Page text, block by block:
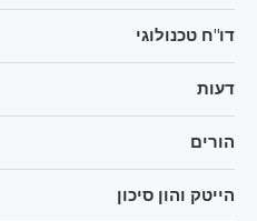
דו"ח טכנולוגי
דעות
הורים
הייטק והון סיכון